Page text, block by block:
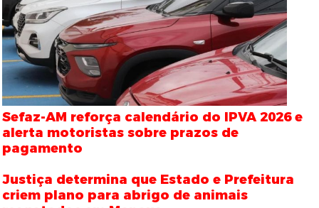
Sefaz-AM reforça calendário do IPVA 2026 e
alerta motoristas sobre prazos de
pagamento
Justiça determina que Estado e Prefeitura
criem plano para abrigo de animais